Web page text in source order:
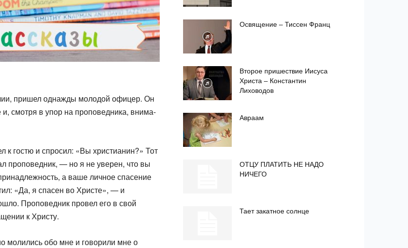
пришел однажды молодой офицер. Он
смотря в упор на проповедника, внима­
к гостю и спросил: «Вы христианин?» Тот
проповедник, — но я не уверен, что вы
а ваше личное спасение
«Да, я спасен во Христе», — и
Про­поведник провел его в свой
к Христу.
молились обо мне и говорили мне о
Освящение – Тиссен Франц
Второе пришествие Иисуса
Христа – Константин
Лиховодов
Авраам
ОТЦУ ПЛАТИТЬ НЕ НАДО
НИЧЕГО
Тает закатное солнце